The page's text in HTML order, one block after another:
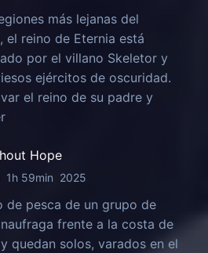
más lejanas del
el reino de Eternia está
por el villano Skeletor y
ejércitos de oscuridad.
el reino de su padre y
Hope
1h 59min 2025
de pesca de un grupo de
frente a la costa de
quedan solos, varados en el